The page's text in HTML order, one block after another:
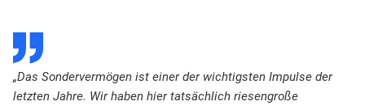
D
„Das Sondervermögen ist einer der wichtigsten Impulse der
letzten Jahre. Wir haben hier tatsächlich riesengroße